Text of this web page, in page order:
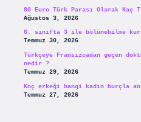
80 Euro Türk Parası Olarak Kaç
Ağustos 3, 2026
6. sınıfta 3 ile bölünebilme
Temmuz 30, 2026
Türkçeye Fransızcadan geçen
nedir ?
Temmuz 29, 2026
Koç erkeği hangi kadın burçla
Temmuz 27, 2026